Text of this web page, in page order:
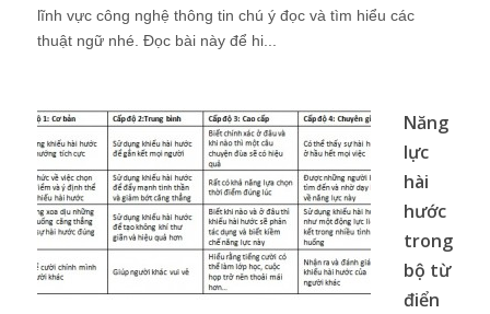
lĩnh vực công nghệ thông tin chú ý đọc và tìm hiểu các
thuật ngữ nhé. Đọc bài này để hi...
Năng
lực
hài
hước
trong
bộ từ
điển